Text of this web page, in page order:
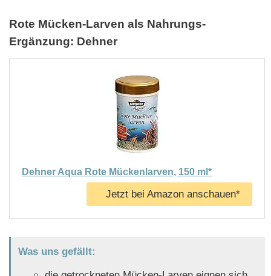
Rote Mücken-Larven als Nahrungs-
Ergänzung: Dehner
Dehner Aqua Rote Mückenlarven, 150 ml*
Jetzt bei Amazon anschauen*
Was uns gefällt: